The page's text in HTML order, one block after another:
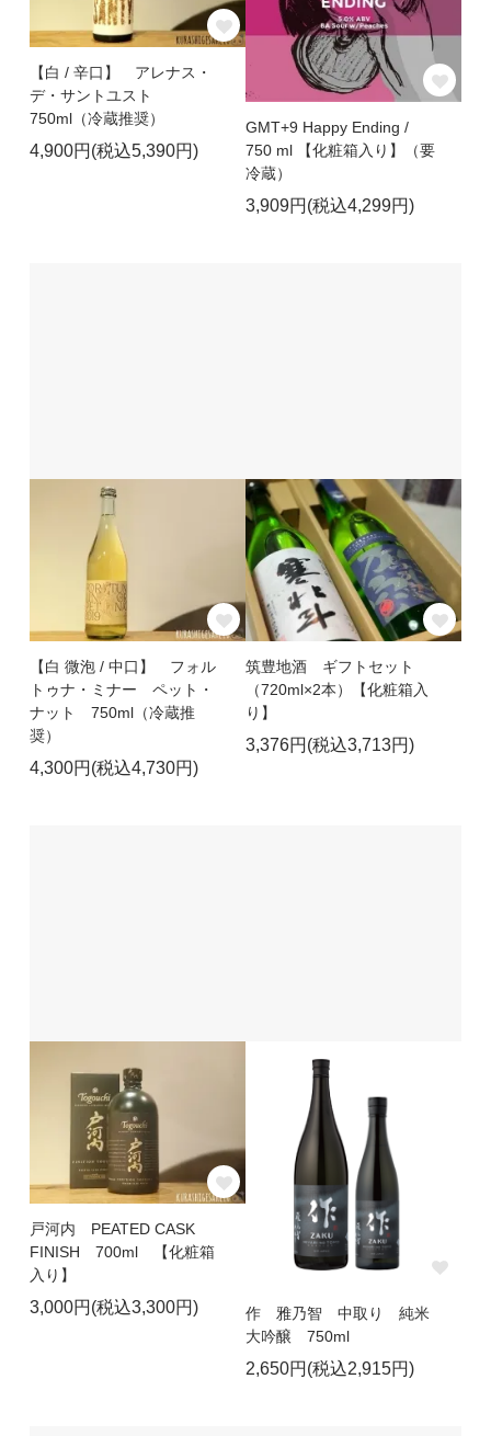
【白 / 辛口】 アレナス・
デ・サントユスト
750ml（冷蔵推奨）
4,900円(税込5,390円)
GMT+9 Happy Ending /
750 ml 【化粧箱入り】（要
冷蔵）
3,909円(税込4,299円)
【白 微泡 / 中口】 フォル
トゥナ・ミナー ペット・
ナット 750ml（冷蔵推
奨）
4,300円(税込4,730円)
筑豊地酒 ギフトセット
（720ml×2本）【化粧箱入
り】
3,376円(税込3,713円)
戸河内 PEATED CASK
FINISH 700ml 【化粧箱
入り】
3,000円(税込3,300円)
作 雅乃智 中取り 純米
大吟醸 750ml
2,650円(税込2,915円)